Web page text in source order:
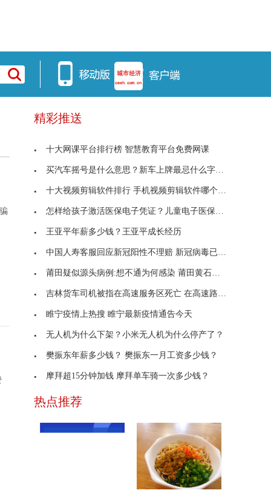
精彩推送
十大网课平台排行榜 智慧教育平台免费网课
买汽车摇号是什么意思？新车上牌最忌什么字母？
十大视频剪辑软件排行 手机视频剪辑软件哪个好用免
怎样给孩子激活医保电子凭证？儿童电子医保卡在支付
王亚平年薪多少钱？王亚平成长经历
中国人寿客服回应新冠阳性不理赔 新冠病毒已经被定
莆田疑似源头病例:想不通为何感染 莆田黄石新增病
吉林货车司机被指在高速服务区死亡 在高速路上出了
睢宁疫情上热搜 睢宁最新疫情通告今天
无人机为什么下架？小米无人机为什么停产了？
樊振东年薪多少钱？ 樊振东一月工资多少钱？
摩拜超15分钟加钱 摩拜单车骑一次多少钱？
热点推荐